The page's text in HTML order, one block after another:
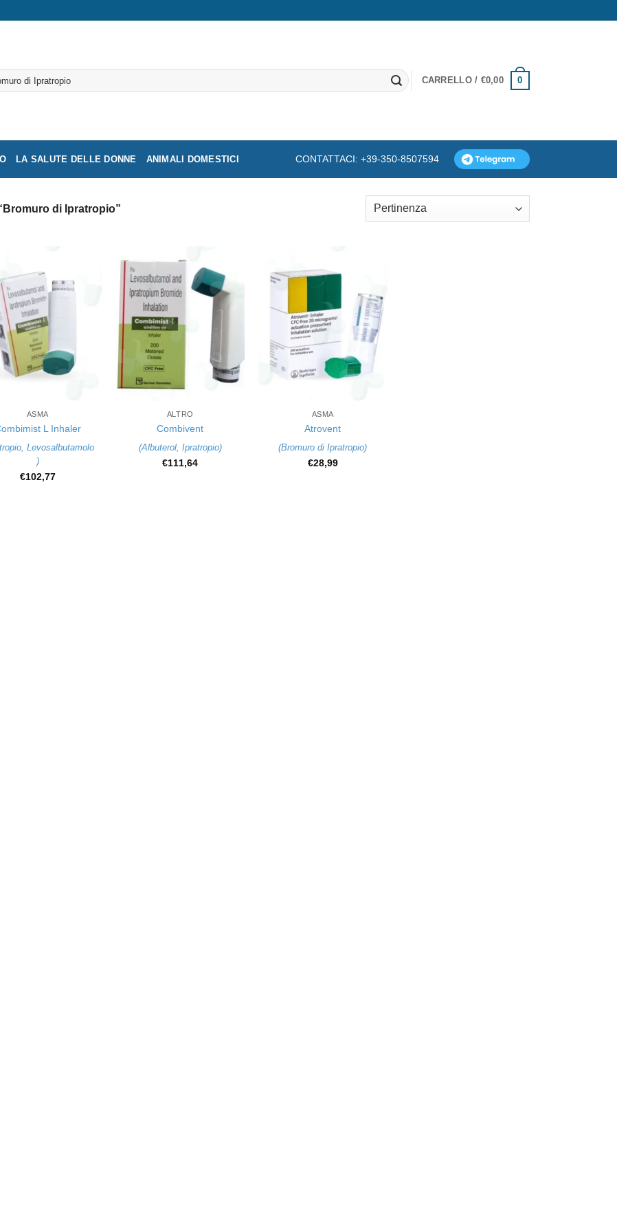
CARRELLO / €0,00 0
LA SALUTE DELLE DONNE ANIMALI DOMESTICI CONTATTACI: +39-350-8507594
di Ipratropio”
ASMA
L Inhaler
, Levosalbutamolo
)
€102,77
+
ALTRO
Combivent
(Albuterol, Ipratropio)
€111,64
ASMA
Atrovent
(Bromuro di Ipratropio)
€28,99